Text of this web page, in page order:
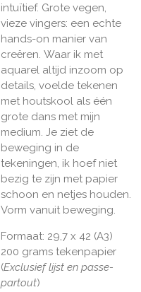
intuïtief. Grote vegen,
vieze vingers: een echte
hands-on manier van
creëren. Waar ik met
aquarel altijd inzoom op
details, voelde tekenen
met houtskool als één
grote dans met mijn
medium. Je ziet de
beweging in de
tekeningen, ik hoef niet
bezig te zijn met papier
schoon en netjes houden.
Vorm vanuit beweging.
Formaat: 29,7 x 42 (A3)
200 grams tekenpapier
(Exclusief lijst en passe-
partout)